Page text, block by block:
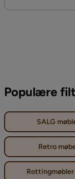
Populære
SALG
Retro